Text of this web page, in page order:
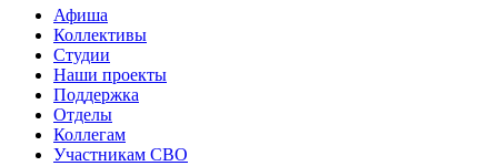
Афиша
Коллективы
Студии
Наши проекты
Поддержка
Отделы
Коллегам
Участникам СВО